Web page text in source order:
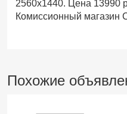
2560x1440. Цена 13990
Комиссионный магазин
Похожие